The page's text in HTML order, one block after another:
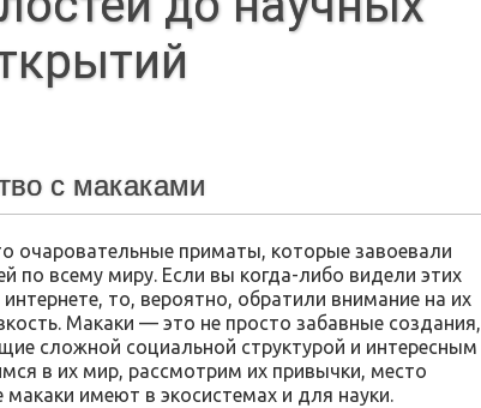
с макаками
очаровательные приматы, которые завоевали
по всему миру. Если вы когда-либо видели этих
то, вероятно, обратили внимание на их
Макаки — это не просто забавные создания,
сложной социальной структурой и интересным
в их мир, рассмотрим их привычки, место
макаки имеют в экосистемах и для науки.